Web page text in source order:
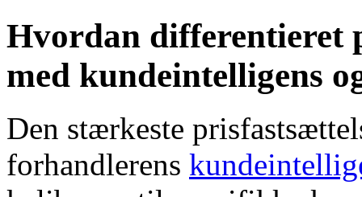
Hvordan differentieret
med kundeintelligens
Den stærkeste
forhandlerens